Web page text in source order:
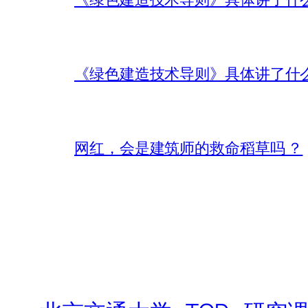
《绿色建造技术导则》具体讲了什
网红，会是建筑师的救命稻草吗 ？